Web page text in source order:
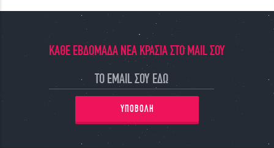
ΚΑΘΕ ΕΒΔΟΜΑΔΑ ΝΕΑ ΚΡΑΣΙΑ ΣΤΟ MAIL ΣΟΥ
ΥΠΟΒΟΛΗ